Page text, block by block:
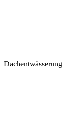
Dachentwässerung